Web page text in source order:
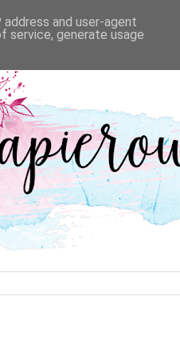
and user-agent
service, generate usage